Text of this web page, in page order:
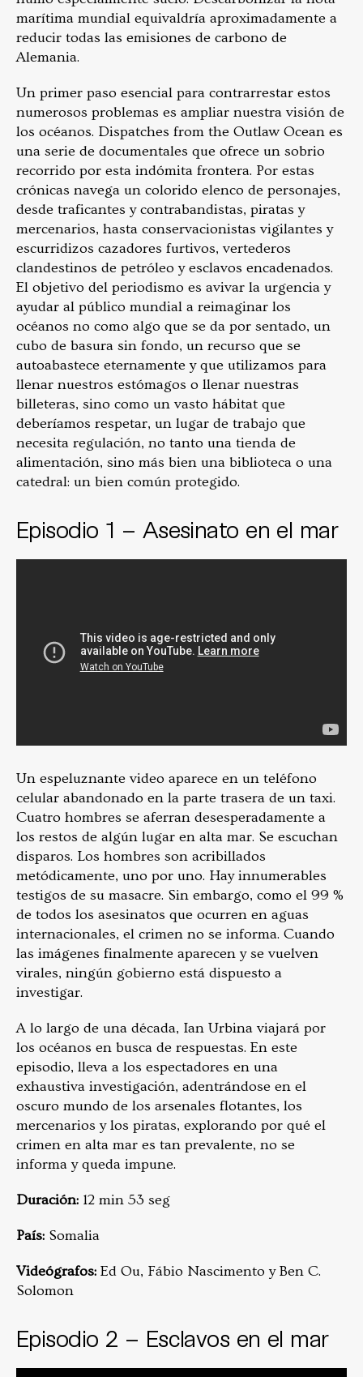
marítima mundial equivaldría aproximadamente a
reducir todas las emisiones de carbono de
Alemania.
Un primer paso esencial para contrarrestar estos
numerosos problemas es ampliar nuestra visión de
los océanos. Dispatches from the Outlaw Ocean es
una serie de documentales que ofrece un sobrio
recorrido por esta indómita frontera. Por estas
crónicas navega un colorido elenco de personajes,
desde traficantes y contrabandistas, piratas y
mercenarios, hasta conservacionistas vigilantes y
escurridizos cazadores furtivos, vertederos
clandestinos de petróleo y esclavos encadenados.
El objetivo del periodismo es avivar la urgencia y
ayudar al público mundial a reimaginar los
océanos no como algo que se da por sentado, un
cubo de basura sin fondo, un recurso que se
autoabastece eternamente y que utilizamos para
llenar nuestros estómagos o llenar nuestras
billeteras, sino como un vasto hábitat que
deberíamos respetar, un lugar de trabajo que
necesita regulación, no tanto una tienda de
alimentación, sino más bien una biblioteca o una
catedral: un bien común protegido.
Episodio 1 – Asesinato en el mar
Un espeluznante video aparece en un teléfono
celular abandonado en la parte trasera de un taxi.
Cuatro hombres se aferran desesperadamente a
los restos de algún lugar en alta mar. Se escuchan
disparos. Los hombres son acribillados
metódicamente, uno por uno. Hay innumerables
testigos de su masacre. Sin embargo, como el 99 %
de todos los asesinatos que ocurren en aguas
internacionales, el crimen no se informa. Cuando
las imágenes finalmente aparecen y se vuelven
virales, ningún gobierno está dispuesto a
investigar.
A lo largo de una década, Ian Urbina viajará por
los océanos en busca de respuestas. En este
episodio, lleva a los espectadores en una
exhaustiva investigación, adentrándose en el
oscuro mundo de los arsenales flotantes, los
mercenarios y los piratas, explorando por qué el
crimen en alta mar es tan prevalente, no se
informa y queda impune.
Duración: 12 min 53 seg
País: Somalia
Videógrafos: Ed Ou, Fábio Nascimento y Ben C.
Solomon
Episodio 2 – Esclavos en el mar